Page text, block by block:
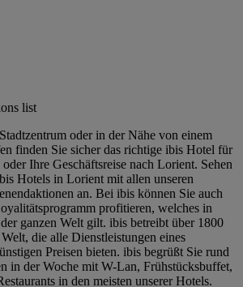
list
oder in der Nähe von einem
finden Sie sicher das richtige ibis Hotel für
Ihre Geschäftsreise nach Lorient. Sehen
Hotels in Lorient mit allen unseren
an. Bei ibis können Sie auch
profitieren, welches in
ganzen Welt gilt. ibis betreibt über 1800
die alle Dienstleistungen eines
Preisen bieten. ibis begrüßt Sie rund
in der Woche mit W-Lan, Frühstücksbuffet,
in den meisten unserer Hotels.